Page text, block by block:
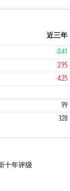
近三年
-0.41
2.95
4.25
4
99
328
十年评级